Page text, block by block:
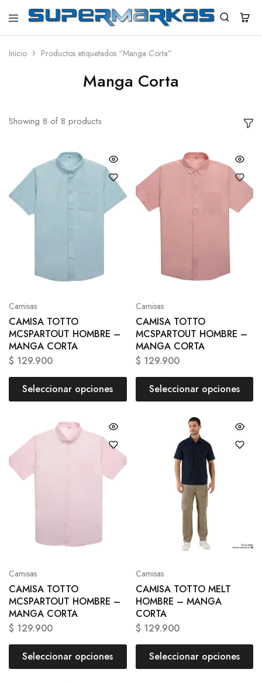
SuperMarkas
Ropa
con
Inicio Productos etiquetados “Manga Corta”
Manga Corta
Showing 8 of 8 products
Camisas
CAMISA TOTTO
MCSPARTOUT HOMBRE –
MANGA CORTA
$ 129.900
Seleccionar opciones
Camisas
CAMISA TOTTO
MCSPARTOUT HOMBRE –
MANGA CORTA
$ 129.900
Seleccionar opciones
Camisas
CAMISA TOTTO
MCSPARTOUT HOMBRE –
MANGA CORTA
$ 129.900
Seleccionar opciones
Camisas
CAMISA TOTTO MELT
HOMBRE – MANGA
CORTA
$ 129.900
Seleccionar opciones